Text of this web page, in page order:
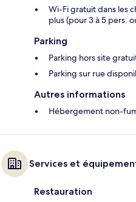
Wi-Fi gratuit dans les
plus (pour 3 à 5 pers.
Parking
Parking hors site
Parking sur rue
Autres informations
Hébergement non-
Services et
Restauration